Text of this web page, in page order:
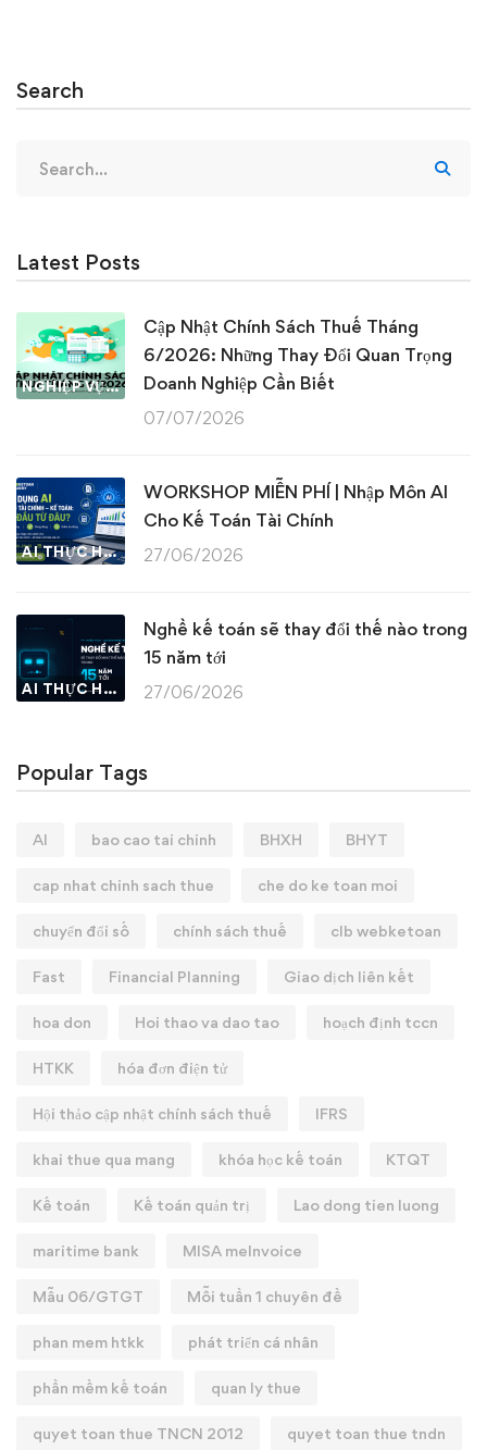
Search
for:
Latest Posts
NGHIỆP VỤ KẾ TOÁN & THUẾ
Cập Nhật Chính Sách Thuế Tháng
6/2026: Những Thay Đổi Quan Trọng
Doanh Nghiệp Cần Biết
07/07/2026
AI THỰC HÀNH
WORKSHOP MIỄN PHÍ | Nhập Môn AI
Cho Kế Toán Tài Chính
27/06/2026
AI THỰC HÀNH
Nghề kế toán sẽ thay đổi thế nào trong
15 năm tới
27/06/2026
Popular Tags
AI bao cao tai chinh BHXH BHYT
cap nhat chinh sach thue che do ke toan moi
chuyển đổi số chính sách thuế clb webketoan
Fast Financial Planning Giao dịch liên kết
hoa don Hoi thao va dao tao hoạch định tccn
HTKK hóa đơn điện tử
Hội thảo cập nhật chính sách thuế IFRS
khai thue qua mang khóa học kế toán KTQT
Kế toán Kế toán quản trị Lao dong tien luong
maritime bank MISA meInvoice
Mẫu 06/GTGT Mỗi tuần 1 chuyên đề
phan mem htkk phát triển cá nhân
phần mềm kế toán quan ly thue
quyet toan thue TNCN 2012 quyet toan thue tndn